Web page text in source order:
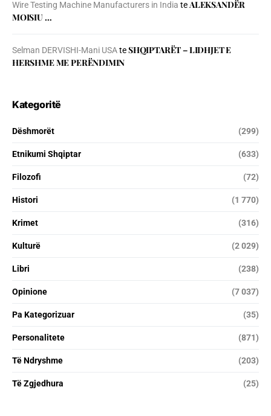
Wire Testing Machine Manufacturers in India teALEKSANDËR
MOISIU …
Selman DERVISHI-Mani USAteSHQIPTARËT – LIDHJET E
HERSHME ME PERËNDIMIN
Kategoritë
Dëshmorët (299)
Etnikumi Shqiptar (633)
Filozofi (72)
Histori (1 770)
Krimet (316)
Kulturë (2 029)
Libri (238)
Opinione (7 037)
Pa Kategorizuar (35)
Personalitete (871)
Të Ndryshme (203)
Të Zgjedhura (25)